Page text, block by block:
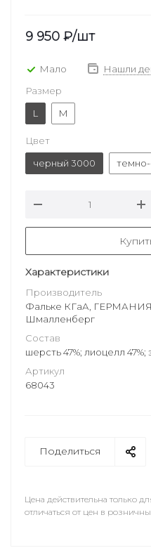
9 950 ₽/шт
Мало
Нашли
Размер
L
M
Цвет
черный 3000
Характеристики
Производитель
Фальке КГаА, ГЕРМАНИЯ,
Шмалленберг
Состав
шерсть 47%; лиоцелл 47%;
Артикул
68043
Поделиться
Цена действительна только
отличаться от цен в